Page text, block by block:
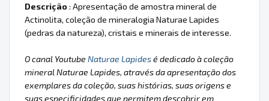
Descrição: Apresentação de amostra mineral de
Actinolita, coleção de mineralogia Naturae Lapides
(pedras da natureza), cristais e minerais de interesse.
O canal Youtube Naturae Lapidesé dedicado à coleção
mineral Naturae Lapides, através da apresentação dos
exemplares da coleção, suas histórias, suas origens e
suas especificidades que permitem descobrir em